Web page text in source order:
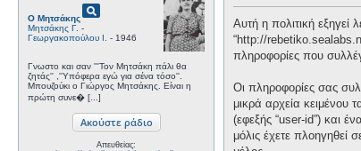
Ο Μητσάκηςpageview
Μητσάκης Γ. -
Γεωργακοπούλου Ι.
- 1946
Γνωστο και σαν '''Τον Μητσάκη πάλι θα
ζητάς'' ,''Υπόφερα εγώ για σένα τόσο''.
Μπουζούκι ο Γιώργος Μητσάκης. Είναι η
πρώτη συνε� [...]
Απευθείας:
Αυτή η πολιτική εξηγεί
“http://
πληροφορίες που
Οι πληροφορίες σας
μικρά αρχεία κειμένου
(εφεξής “user-id”) και
μόλις έχετε πλοηγηθεί